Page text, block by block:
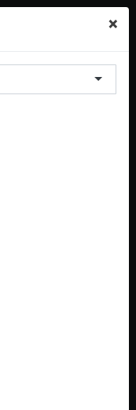
×